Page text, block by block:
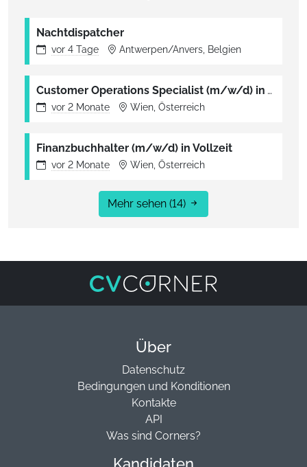
Nachtdispatcher
vor 4 Tage Antwerpen/Anvers, Belgien
Customer Operations Specialist (m/w/d) in Vollzeit
vor 2 Monate Wien, Österreich
Finanzbuchhalter (m/w/d) in Vollzeit
vor 2 Monate Wien, Österreich
Mehr sehen (14)
Über
Datenschutz
Bedingungen und Konditionen
Kontakte
API
Was sind Corners?